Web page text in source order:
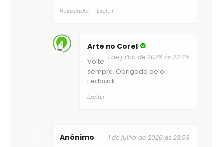
Responder Excluir
Arte no Corel
1 de julho de 2026 às 23:45
Volte
sempre. Obrigado pelo
Fedback.
Excluir
Anônimo 1 de julho de 2026 às 23:53